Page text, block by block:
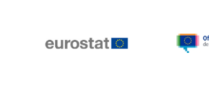
Katharien L.C. Hunt